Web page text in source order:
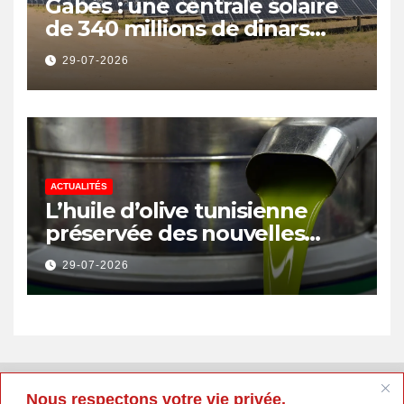
Nous respectons votre vie privée.
Gabès : une centrale solaire
de 340 millions de dinars
pour renforcer la transition
énergétique et créer 400
emplois
29-07-2026
ACTUALITÉS
L’huile d’olive tunisienne
préservée des nouvelles
surtaxes américaines de
Donald Trump
29-07-2026